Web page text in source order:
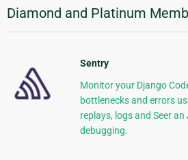
Diamond and Platinum
Sentry
Monitor your Django
bottlenecks and errors
replays, logs and Seer
debugging.